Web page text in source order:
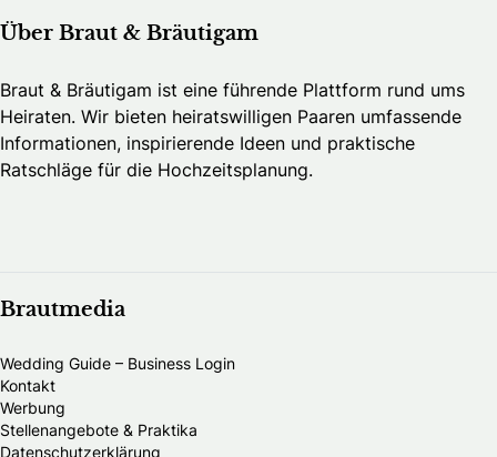
Über Braut & Bräutigam
Braut & Bräutigam ist eine führende Plattform rund ums
Heiraten. Wir bieten heiratswilligen Paaren umfassende
Informationen, inspirierende Ideen und praktische
Ratschläge für die Hochzeitsplanung.
Brautmedia
Wedding Guide – Business Login
Kontakt
Werbung
Stellenangebote & Praktika
Datenschutzerklärung